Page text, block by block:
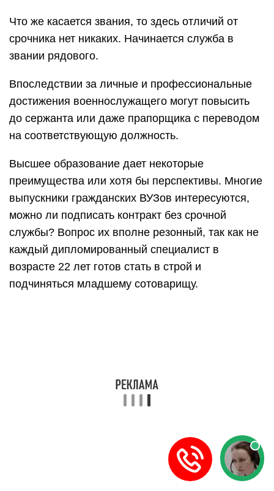
Что же касается звания, то здесь отличий от
срочника нет никаких. Начинается служба в
звании рядового.
Впоследствии за личные и профессиональные
достижения военнослужащего могут повысить
до сержанта или даже прапорщика с переводом
на соответствующую должность.
Высшее образование дает некоторые
преимущества или хотя бы перспективы. Многие
выпускники гражданских ВУЗов интересуются,
можно ли подписать контракт без срочной
службы? Вопрос их вполне резонный, так как не
каждый дипломированный специалист в
возрасте 22 лет готов стать в строй и
подчиняться младшему сотоварищу.